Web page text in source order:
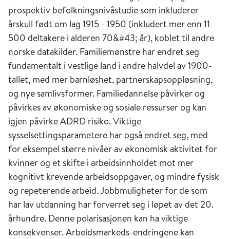
prospektiv befolkningsnivåstudie som inkluderer
årskull født om lag 1915 - 1950 (inkludert mer enn 11
500 deltakere i alderen 70&#43; år), koblet til andre
norske datakilder. Familiemønstre har endret seg
fundamentalt i vestlige land i andre halvdel av 1900-
tallet, med mer barnløshet, partnerskapsoppløsning,
og nye samlivsformer. Familiedannelse påvirker og
påvirkes av økonomiske og sosiale ressurser og kan
igjen påvirke ADRD risiko. Viktige
sysselsettingsparametere har også endret seg, med
for eksempel større nivåer av økonomisk aktivitet for
kvinner og et skifte i arbeidsinnholdet mot mer
kognitivt krevende arbeidsoppgaver, og mindre fysisk
og repeterende arbeid. Jobbmuligheter for de som
har lav utdanning har forverret seg i løpet av det 20.
århundre. Denne polarisasjonen kan ha viktige
konsekvenser. Arbeidsmarkeds-endringene kan